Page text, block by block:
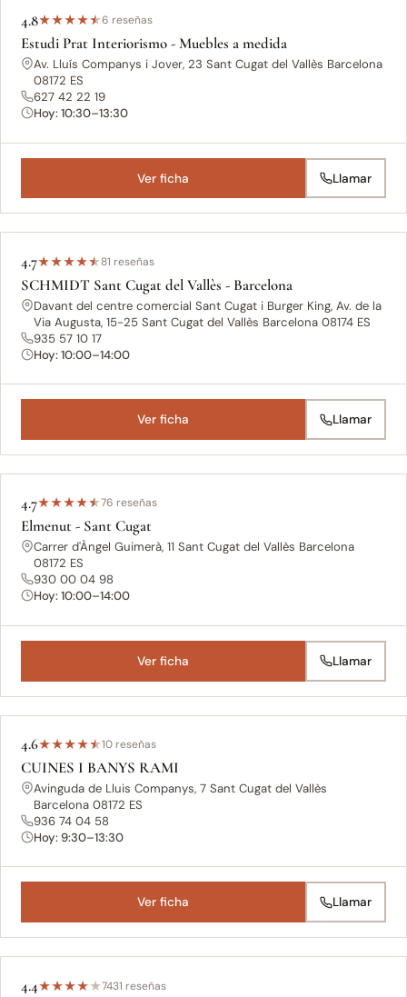
4.8★★★★★6 reseñas
Estudi Prat Interiorismo - Muebles a medida
Av. Lluís Companys i Jover, 23 Sant Cugat del Vallès Barcelona
08172 ES
627 42 22 19
Hoy: 10:30–13:30
Ver ficha Llamar
4.7★★★★★81 reseñas
SCHMIDT Sant Cugat del Vallès - Barcelona
Davant del centre comercial Sant Cugat i Burger King, Av. de la
Via Augusta, 15-25 Sant Cugat del Vallès Barcelona 08174 ES
935 57 10 17
Hoy: 10:00–14:00
Ver ficha Llamar
4.7★★★★★76 reseñas
Elmenut - Sant Cugat
Carrer d'Àngel Guimerà, 11 Sant Cugat del Vallès Barcelona
08172 ES
930 00 04 98
Hoy: 10:00–14:00
Ver ficha Llamar
4.6★★★★★10 reseñas
CUINES I BANYS RAMI
Avinguda de Lluis Companys, 7 Sant Cugat del Vallès
Barcelona 08172 ES
936 74 04 58
Hoy: 9:30–13:30
Ver ficha Llamar
4.4★★★★★7431 reseñas